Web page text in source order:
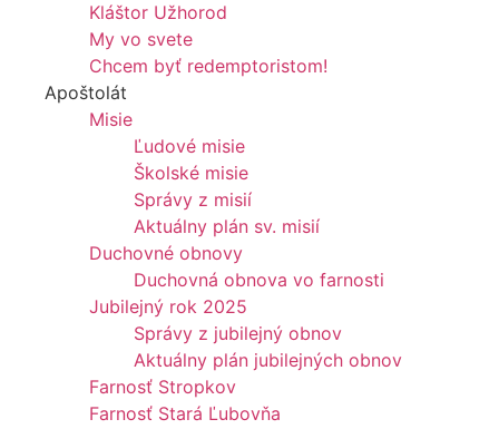
Kláštor Užhorod
My vo svete
Chcem byť redemptoristom!
Apoštolát
Misie
Ľudové misie
Školské misie
Správy z misií
Aktuálny plán sv. misií
Duchovné obnovy
Duchovná obnova vo farnosti
Jubilejný rok 2025
Správy z jubilejný obnov
Aktuálny plán jubilejných obnov
Farnosť Stropkov
Farnosť Stará Ľubovňa